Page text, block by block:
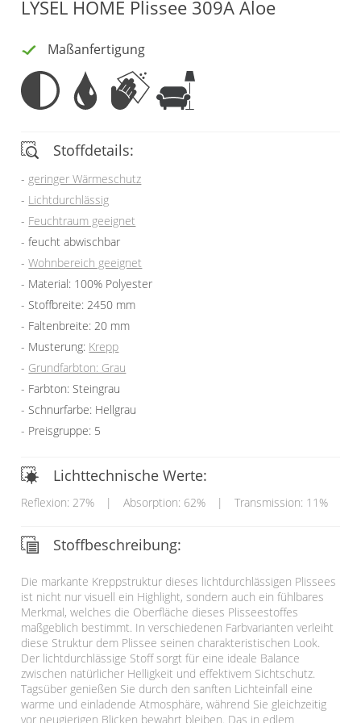
Ösenschals
Tischdecke
Fensterbilder
Stoffe
Panneaux
LYSEL HOME Plissee 309A Aloe
Maßanfertigung
Stoffdetails:
geringer Wärmeschutz
Lichtdurchlässig
Feuchtraum geeignet
feucht abwischbar
Wohnbereich geeignet
Material: 100% Polyester
Stoffbreite: 2450 mm
Faltenbreite: 20 mm
Musterung: Krepp
Grundfarbton: Grau
Farbton: Steingrau
Schnurfarbe: Hellgrau
Preisgruppe: 5
Lichttechnische Werte:
Reflexion: 27% | Absorption: 62% | Transmission: 11%
Stoffbeschreibung:
Die markante Kreppstruktur dieses lichtdurchlässigen Plissees
ist nicht nur visuell ein Highlight, sondern auch ein fühlbares
Merkmal, welches die Oberfläche dieses Plisseestoffes
maßgeblich bestimmt. In verschiedenen Farbvarianten verleiht
diese Struktur dem Plissee seinen charakteristischen Look.
Der lichtdurchlässige Stoff sorgt für eine ideale Balance
zwischen natürlicher Helligkeit und effektivem Sichtschutz.
Tagsüber genießen Sie durch den sanften Lichteinfall eine
warme und einladende Atmosphäre, während Sie gleichzeitig
vor neugierigen Blicken bewahrt bleiben. Das in edlem